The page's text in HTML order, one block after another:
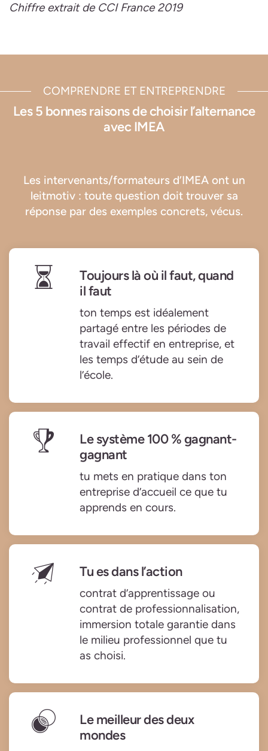
Chiffre extrait de CCI France 2019
COMPRENDRE ET ENTREPRENDRE
Les 5 bonnes raisons de choisir l’alternance
avec IMEA
Les intervenants/formateurs d’IMEA ont un
leitmotiv : toute question doit trouver sa
réponse par des exemples concrets, vécus.
Toujours là où il faut, quand
il faut
ton temps est idéalement
partagé entre les périodes de
travail effectif en entreprise, et
les temps d’étude au sein de
l’école.
Le système 100 % gagnant-
gagnant
tu mets en pratique dans ton
entreprise d’accueil ce que tu
apprends en cours.
Tu es dans l’action
contrat d’apprentissage ou
contrat de professionnalisation,
immersion totale garantie dans
le milieu professionnel que tu
as choisi.
Le meilleur des deux
mondes